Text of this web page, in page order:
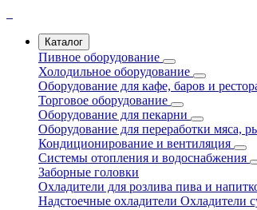
Каталог
Пивное оборудование
Холодильное оборудование
Оборудование для кафе, баров и
Торговое оборудование
Оборудование для пекарни
Оборудование для переработки мяса,
Кондиционирование и вентиляция
Системы отопления и водоснабжения
Заборные головки
Охладители для розлива пива и
Надстоечные охладители Охладители